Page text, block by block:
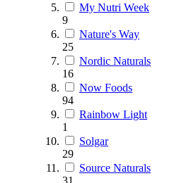
My Nutri Week
9
Nature's Way
25
Nordic Naturals
16
Now Foods
94
Rainbow Light
1
Solgar
29
Source Naturals
31